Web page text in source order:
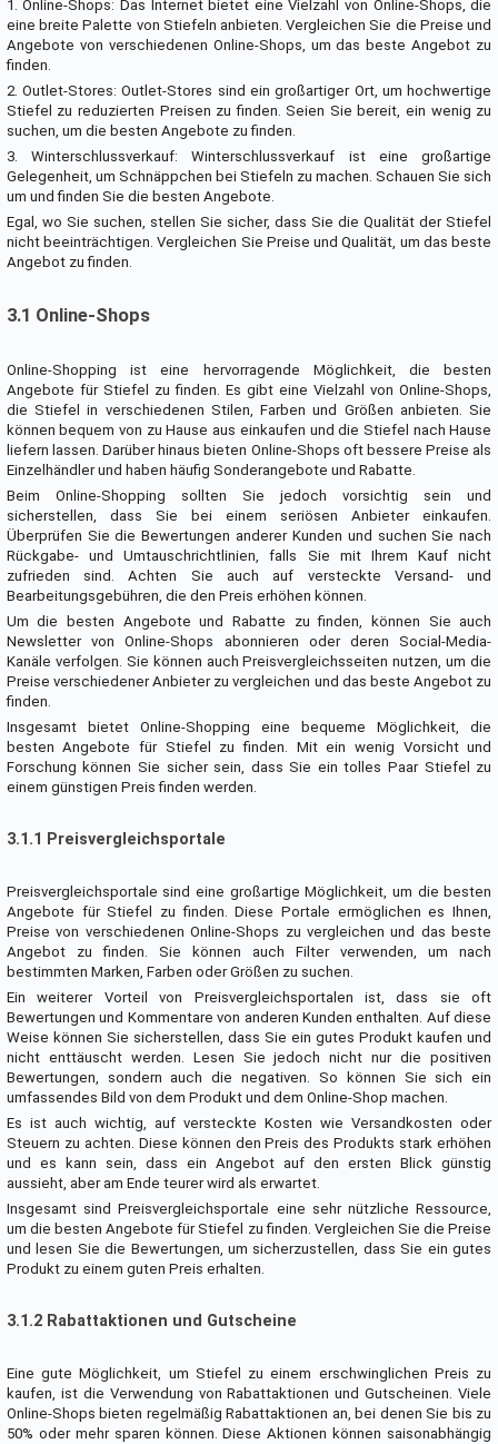
1. Online-Shops: Das Internet bietet eine Vielzahl von Online-Shops, die
eine breite Palette von Stiefeln anbieten. Vergleichen Sie die Preise und
Angebote von verschiedenen Online-Shops, um das beste Angebot zu
finden.
2. Outlet-Stores: Outlet-Stores sind ein großartiger Ort, um hochwertige
Stiefel zu reduzierten Preisen zu finden. Seien Sie bereit, ein wenig zu
suchen, um die besten Angebote zu finden.
3. Winterschlussverkauf: Winterschlussverkauf ist eine großartige
Gelegenheit, um Schnäppchen bei Stiefeln zu machen. Schauen Sie sich
um und finden Sie die besten Angebote.
Egal, wo Sie suchen, stellen Sie sicher, dass Sie die Qualität der Stiefel
nicht beeinträchtigen. Vergleichen Sie Preise und Qualität, um das beste
Angebot zu finden.
3.1 Online-Shops
Online-Shopping ist eine hervorragende Möglichkeit, die besten
Angebote für Stiefel zu finden. Es gibt eine Vielzahl von Online-Shops,
die Stiefel in verschiedenen Stilen, Farben und Größen anbieten. Sie
können bequem von zu Hause aus einkaufen und die Stiefel nach Hause
liefern lassen. Darüber hinaus bieten Online-Shops oft bessere Preise als
Einzelhändler und haben häufig Sonderangebote und Rabatte.
Beim Online-Shopping sollten Sie jedoch vorsichtig sein und
sicherstellen, dass Sie bei einem seriösen Anbieter einkaufen.
Überprüfen Sie die Bewertungen anderer Kunden und suchen Sie nach
Rückgabe- und Umtauschrichtlinien, falls Sie mit Ihrem Kauf nicht
zufrieden sind. Achten Sie auch auf versteckte Versand- und
Bearbeitungsgebühren, die den Preis erhöhen können.
Um die besten Angebote und Rabatte zu finden, können Sie auch
Newsletter von Online-Shops abonnieren oder deren Social-Media-
Kanäle verfolgen. Sie können auch Preisvergleichsseiten nutzen, um die
Preise verschiedener Anbieter zu vergleichen und das beste Angebot zu
finden.
Insgesamt bietet Online-Shopping eine bequeme Möglichkeit, die
besten Angebote für Stiefel zu finden. Mit ein wenig Vorsicht und
Forschung können Sie sicher sein, dass Sie ein tolles Paar Stiefel zu
einem günstigen Preis finden werden.
3.1.1 Preisvergleichsportale
Preisvergleichsportale sind eine großartige Möglichkeit, um die besten
Angebote für Stiefel zu finden. Diese Portale ermöglichen es Ihnen,
Preise von verschiedenen Online-Shops zu vergleichen und das beste
Angebot zu finden. Sie können auch Filter verwenden, um nach
bestimmten Marken, Farben oder Größen zu suchen.
Ein weiterer Vorteil von Preisvergleichsportalen ist, dass sie oft
Bewertungen und Kommentare von anderen Kunden enthalten. Auf diese
Weise können Sie sicherstellen, dass Sie ein gutes Produkt kaufen und
nicht enttäuscht werden. Lesen Sie jedoch nicht nur die positiven
Bewertungen, sondern auch die negativen. So können Sie sich ein
umfassendes Bild von dem Produkt und dem Online-Shop machen.
Es ist auch wichtig, auf versteckte Kosten wie Versandkosten oder
Steuern zu achten. Diese können den Preis des Produkts stark erhöhen
und es kann sein, dass ein Angebot auf den ersten Blick günstig
aussieht, aber am Ende teurer wird als erwartet.
Insgesamt sind Preisvergleichsportale eine sehr nützliche Ressource,
um die besten Angebote für Stiefel zu finden. Vergleichen Sie die Preise
und lesen Sie die Bewertungen, um sicherzustellen, dass Sie ein gutes
Produkt zu einem guten Preis erhalten.
3.1.2 Rabattaktionen und Gutscheine
Eine gute Möglichkeit, um Stiefel zu einem erschwinglichen Preis zu
kaufen, ist die Verwendung von Rabattaktionen und Gutscheinen. Viele
Online-Shops bieten regelmäßig Rabattaktionen an, bei denen Sie bis zu
50% oder mehr sparen können. Diese Aktionen können saisonabhängig